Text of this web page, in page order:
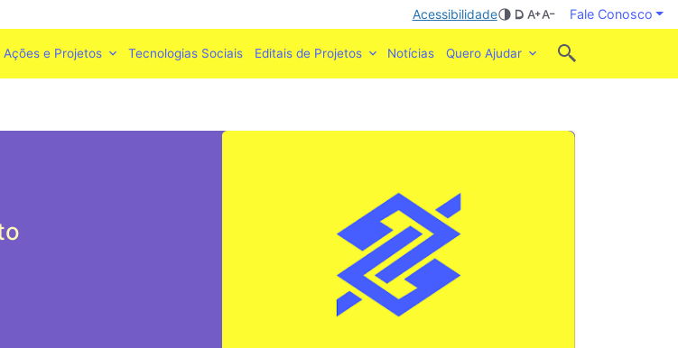
Acessibilidade Fale Conosco
Ações e Projetos Tecnologias Sociais Editais de Projetos Notícias Quero Ajudar